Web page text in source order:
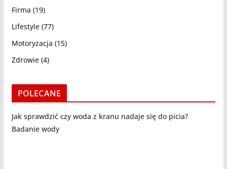
Firma (19)
Lifestyle(77)
Motoryzacja (15)
Zdrowie(4)
POLECANE
Jak sprawdzić czy woda z kranu nadaje się do picia?
Badanie wody